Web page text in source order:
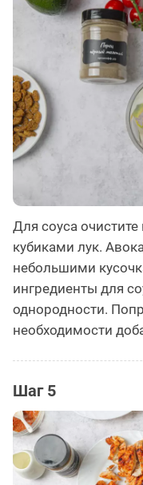
Для соуса
кубиками лук.
небольшими
ингредиенты для
однородности.
необходимости
Шаг 5